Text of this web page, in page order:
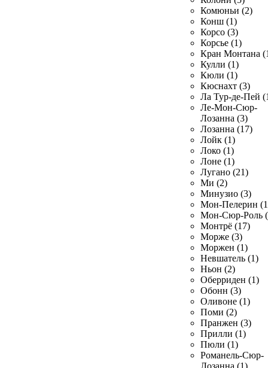
Комюньи (2)
Конш (1)
Корсо (3)
Корсье (1)
Кран Монтана
Кулли (1)
Кюли (1)
Кюснахт (3)
Ла Тур-де-Пей
Ле-Мон-Сюр-
Лозанна (3)
Лозанна (17)
Лойк (1)
Локо (1)
Лоне (1)
Лугано (21)
Ми (2)
Минузио (3)
Мон-Пелерин
Мон-Сюр-Роль
Монтрё (17)
Морже (3)
Моржен (1)
Невшатель (1)
Ньон (2)
Оберриден (1)
Обонн (3)
Оливоне (1)
Поми (2)
Пранжен (3)
Прилли (1)
Пюли (1)
Романель-Сюр-
Лозанна (1)